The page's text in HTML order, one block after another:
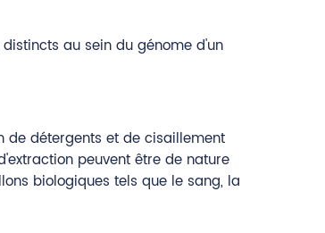
au sein du génome d'un
de détergents et de cisaillement
peuvent être de nature
biologiques tels que le sang, la